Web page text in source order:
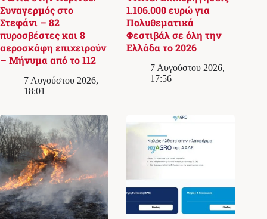
Συναγερμός στο
Στεφάνι – 82
πυροσβέστες και 8
αεροσκάφη επιχειρούν
– Μήνυμα από το 112
7 Αυγούστου 2026,
18:01
1.106.000 ευρώ για
Πολυθεματικά
Φεστιβάλ σε όλη την
Ελλάδα το 2026
7 Αυγούστου 2026,
17:56